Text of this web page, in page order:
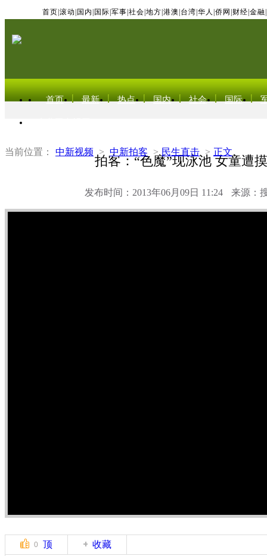
首页 滚动 国内 国际 军事 社会 地方 港澳 台湾 华人 侨网 财经 金融
首页 最新 热点 国内 社会 国际
当前位置： 中新视频 > 中新拍客 > 民生直击 > 正文
拍客：“色魔”现泳池 女童遭
发布时间：2013年06月09日 11:24 来源：
0 顶 收藏